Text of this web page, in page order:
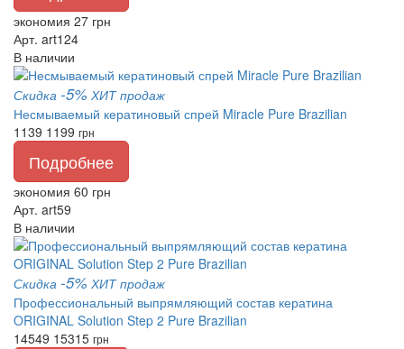
экономия 27 грн
Арт. art124
В наличии
Скидка -5% ХИТ продаж
Несмываемый кератиновый спрей Miracle Pure Brazilian
1139 1199 грн
Подробнее
экономия 60 грн
Арт. art59
В наличии
Скидка -5% ХИТ продаж
Профессиональный выпрямляющий состав кератина
ORIGINAL Solution Step 2 Pure Brazilian
14549 15315 грн